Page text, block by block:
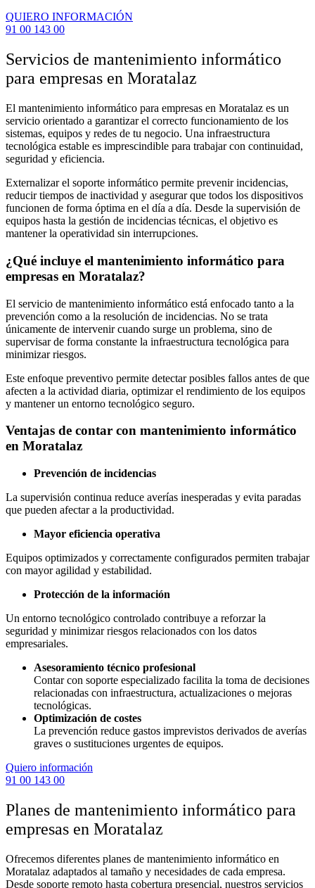
QUIERO INFORMACIÓN
91 00 143 00
Servicios de mantenimiento informático
para empresas en Moratalaz
El mantenimiento informático para empresas en Moratalaz es un
servicio orientado a garantizar el correcto funcionamiento de los
sistemas, equipos y redes de tu negocio. Una infraestructura
tecnológica estable es imprescindible para trabajar con continuidad,
seguridad y eficiencia.
Externalizar el soporte informático permite prevenir incidencias,
reducir tiempos de inactividad y asegurar que todos los dispositivos
funcionen de forma óptima en el día a día. Desde la supervisión de
equipos hasta la gestión de incidencias técnicas, el objetivo es
mantener la operatividad sin interrupciones.
¿Qué incluye el mantenimiento informático para
empresas en Moratalaz?
El servicio de mantenimiento informático está enfocado tanto a la
prevención como a la resolución de incidencias. No se trata
únicamente de intervenir cuando surge un problema, sino de
supervisar de forma constante la infraestructura tecnológica para
minimizar riesgos.
Este enfoque preventivo permite detectar posibles fallos antes de que
afecten a la actividad diaria, optimizar el rendimiento de los equipos
y mantener un entorno tecnológico seguro.
Ventajas de contar con mantenimiento informático
en Moratalaz
Prevención de incidencias
La supervisión continua reduce averías inesperadas y evita paradas
que pueden afectar a la productividad.
Mayor eficiencia operativa
Equipos optimizados y correctamente configurados permiten trabajar
con mayor agilidad y estabilidad.
Protección de la información
Un entorno tecnológico controlado contribuye a reforzar la
seguridad y minimizar riesgos relacionados con los datos
empresariales.
Asesoramiento técnico profesional
Contar con soporte especializado facilita la toma de decisiones
relacionadas con infraestructura, actualizaciones o mejoras
tecnológicas.
Optimización de costes
La prevención reduce gastos imprevistos derivados de averías
graves o sustituciones urgentes de equipos.
Quiero información
91 00 143 00
Planes de mantenimiento informático para
empresas en Moratalaz
Ofrecemos diferentes planes de mantenimiento informático en
Moratalaz adaptados al tamaño y necesidades de cada empresa.
Desde soporte remoto hasta cobertura presencial, nuestros servicios